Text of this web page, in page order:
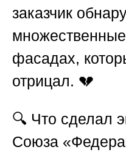
заказчик
фасадах,
отрицал. 💔
🔍 Что сделал
Союза